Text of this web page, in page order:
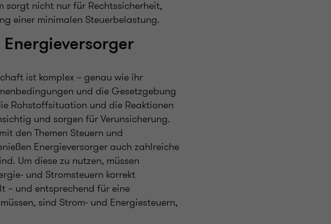
sorgt nicht nur für Rechtssicherheit,
einer minimalen Steuerbelastung.
ist komplex – genau wie ihr
und die Gesetzgebung
Rohstoffsituation und die Reaktionen
und sorgen für Verunsicherung.
den Themen Steuern und
Energieversorger auch zahlreiche
Um diese zu nutzen, müssen
und Stromsteuern korrekt
– und entsprechend für eine
sind Strom- und Energiesteuern,